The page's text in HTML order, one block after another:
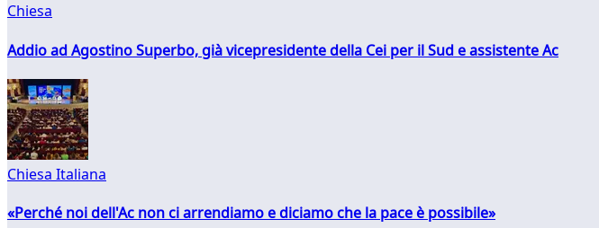
Chiesa
Addio ad Agostino Superbo, già vicepresidente della Cei per il Sud e assistente Ac
Chiesa Italiana
«Perché noi dell'Ac non ci arrendiamo e diciamo che la pace è possibile»